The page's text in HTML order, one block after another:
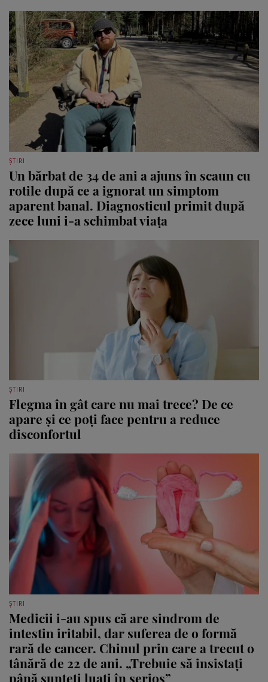
ȘTIRI
Un bărbat de 34 de ani a ajuns în scaun cu
rotile după ce a ignorat un simptom
aparent banal. Diagnosticul primit după
zece luni i-a schimbat viața
ȘTIRI
Flegma în gât care nu mai trece? De ce
apare și ce poți face pentru a reduce
disconfortul
ȘTIRI
Medicii i-au spus că are sindrom de
intestin iritabil, dar suferea de o formă
rară de cancer. Chinul prin care a trecut o
tânără de 22 de ani. „Trebuie să insistați
până sunteți luați în serios”